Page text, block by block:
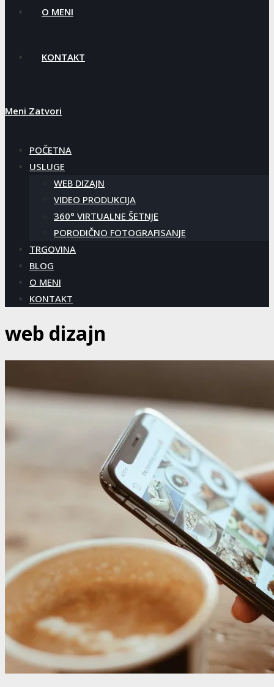
O MENI
KONTAKT
Meni Zatvori
POČETNA
USLUGE
WEB DIZAJN
VIDEO PRODUKCIJA
360° VIRTUALNE ŠETNJE
PORODIČNO FOTOGRAFISANJE
TRGOVINA
BLOG
O MENI
KONTAKT
web dizajn